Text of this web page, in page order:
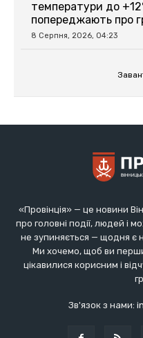
«Провінція» — це новини
про головні події, людей і
не зупиняється — щодня є
Ми хочемо, щоб ви
цікавилися корисним і
Зв'язок з нами: